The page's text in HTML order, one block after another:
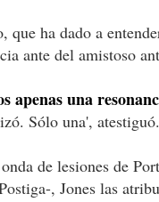
que ha dado a
ante del amistoso
apenas una
Sólo una', atestiguó.
de lesiones de
, Jones las